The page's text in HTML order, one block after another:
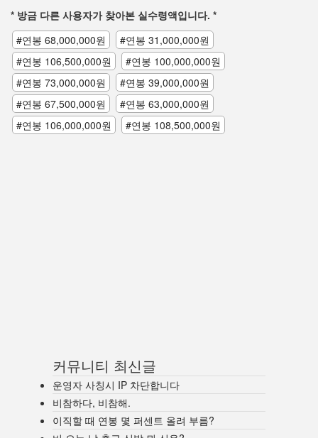
* 방금 다른 사용자가 찾아본 실수령액입니다. *
#연봉 68,000,000원
#연봉 31,000,000원
#연봉 106,500,000원
#연봉 100,000,000원
#연봉 73,000,000원
#연봉 39,000,000원
#연봉 67,500,000원
#연봉 63,000,000원
#연봉 106,000,000원
#연봉 108,500,000원
커뮤니티 최신글
운영자 사칭시 IP 차단합니다
비참하다, 비참해.
이직할 때 연봉 몇 퍼센트 올려 부름?